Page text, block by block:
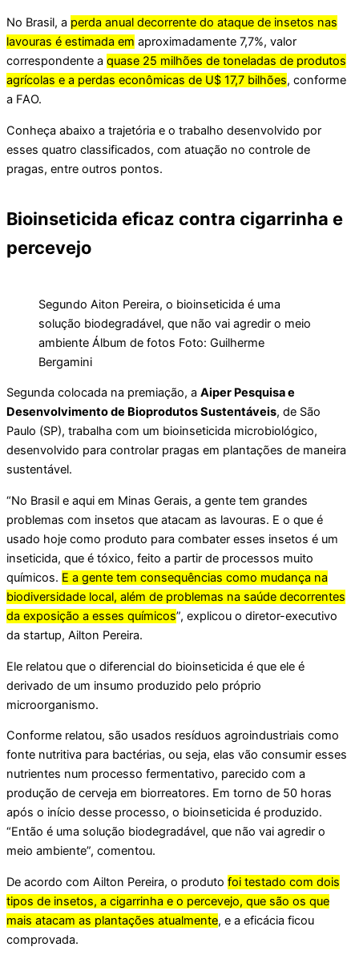
No Brasil, a perda anual decorrente do ataque de insetos nas
lavouras é estimada em aproximadamente 7,7%, valor
correspondente a quase 25 milhões de toneladas de produtos
agrícolas e a perdas econômicas de U$ 17,7 bilhões, conforme
a FAO.
Conheça abaixo a trajetória e o trabalho desenvolvido por
esses quatro classificados, com atuação no controle de
pragas, entre outros pontos.
Bioinseticida eficaz contra cigarrinha e
percevejo
Segundo Aiton Pereira, o bioinseticida é uma
solução biodegradável, que não vai agredir o meio
ambiente Álbum de fotos Foto: Guilherme
Bergamini
Segunda colocada na premiação, a Aiper Pesquisa e
Desenvolvimento de Bioprodutos Sustentáveis, de São
Paulo (SP), trabalha com um bioinseticida microbiológico,
desenvolvido para controlar pragas em plantações de maneira
sustentável.
“No Brasil e aqui em Minas Gerais, a gente tem grandes
problemas com insetos que atacam as lavouras. E o que é
usado hoje como produto para combater esses insetos é um
inseticida, que é tóxico, feito a partir de processos muito
químicos. E a gente tem consequências como mudança na
biodiversidade local, além de problemas na saúde decorrentes
da exposição a esses químicos”, explicou o diretor-executivo
da startup, Ailton Pereira.
Ele relatou que o diferencial do bioinseticida é que ele é
derivado de um insumo produzido pelo próprio
microorganismo.
Conforme relatou, são usados resíduos agroindustriais como
fonte nutritiva para bactérias, ou seja, elas vão consumir esses
nutrientes num processo fermentativo, parecido com a
produção de cerveja em biorreatores. Em torno de 50 horas
após o início desse processo, o bioinseticida é produzido.
“Então é uma solução biodegradável, que não vai agredir o
meio ambiente”, comentou.
De acordo com Ailton Pereira, o produto foi testado com dois
tipos de insetos, a cigarrinha e o percevejo, que são os que
mais atacam as plantações atualmente, e a eficácia ficou
comprovada.